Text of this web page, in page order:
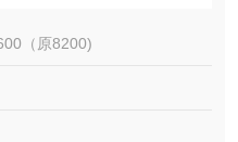
（原8200)